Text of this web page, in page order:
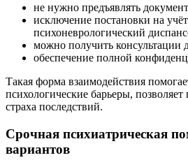
не нужно предъявлять
исключение постановки на
психоневрологический
можно получить консультации
обеспечение полной
Такая форма взаимодействия
психологические барьеры,
страха последствий.
Срочная психиатрическая
вариантов